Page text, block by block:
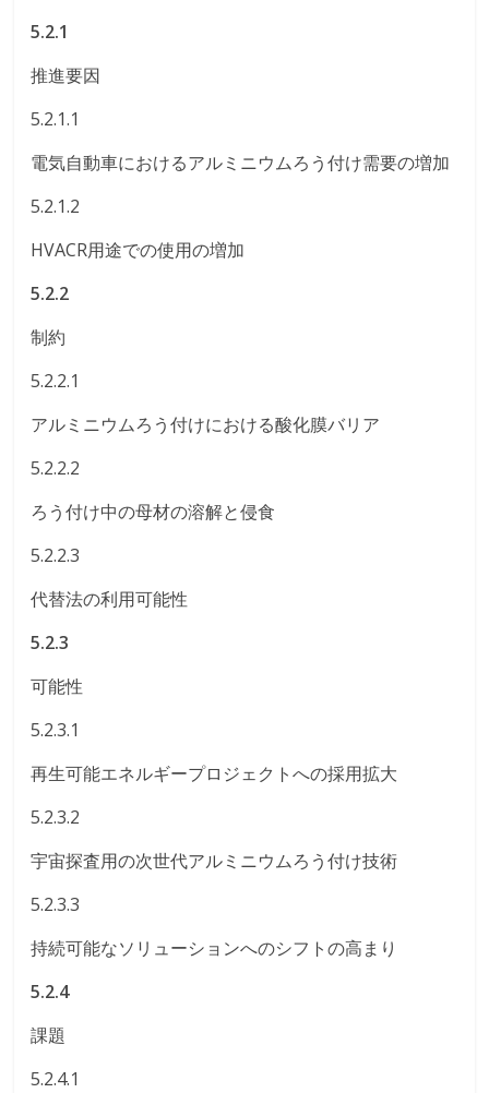
5.2.1
推進要因
5.2.1.1
電気自動車におけるアルミニウムろう付け需要の増加
5.2.1.2
HVACR用途での使用の増加
5.2.2
制約
5.2.2.1
アルミニウムろう付けにおける酸化膜バリア
5.2.2.2
ろう付け中の母材の溶解と侵食
5.2.2.3
代替法の利用可能性
5.2.3
可能性
5.2.3.1
再生可能エネルギープロジェクトへの採用拡大
5.2.3.2
宇宙探査用の次世代アルミニウムろう付け技術
5.2.3.3
持続可能なソリューションへのシフトの高まり
5.2.4
課題
5.2.4.1